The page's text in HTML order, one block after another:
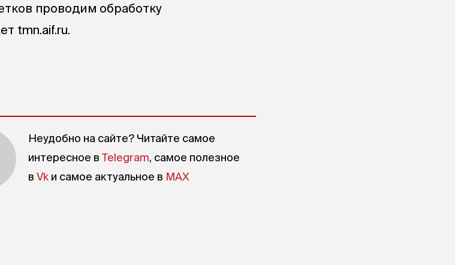
проводим обработку
tmn.aif.ru.
Неудобно на сайте? Читайте самое
интересное в Telegram, самое полезное
в Vk и самое актуальное в MAX